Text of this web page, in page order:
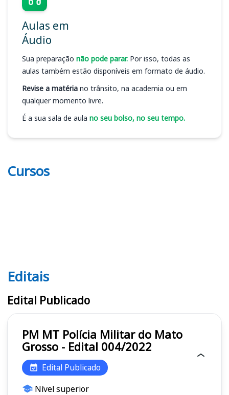
Aulas em
Áudio
Sua preparação não pode parar. Por isso, todas as
aulas também estão disponíveis em formato de áudio.
Revise a matéria no trânsito, na academia ou em
qualquer momento livre.
É a sua sala de aula no seu bolso, no seu tempo.
Cursos
Editais PM MT
Editais
Edital Publicado
PM MT Polícia Militar do Mato
Grosso - Edital 004/2022
Edital Publicado
Nível superior